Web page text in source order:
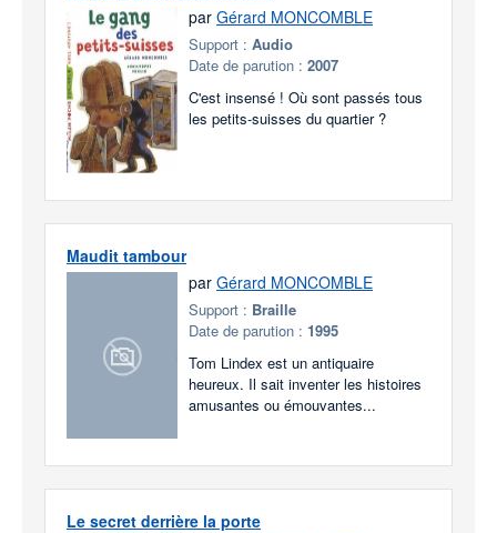
par Gérard MONCOMBLE
Support : Audio
Date de parution : 2007
C'est insensé ! Où sont passés tous
les petits-suisses du quartier ?
Maudit tambour
par Gérard MONCOMBLE
Support : Braille
Date de parution : 1995
Tom Lindex est un antiquaire
heureux. Il sait inventer les histoires
amusantes ou émouvantes...
Le secret derrière la porte